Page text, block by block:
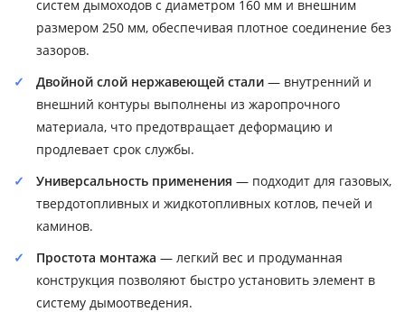
систем дымоходов с диаметром 160 мм и внешним
размером 250 мм, обеспечивая плотное соединение без
зазоров.
Двойной слой нержавеющей стали — внутренний и
внешний контуры выполнены из жаропрочного
материала, что предотвращает деформацию и
продлевает срок службы.
Универсальность применения — подходит для газовых,
твердотопливных и жидкотопливных котлов, печей и
каминов.
Простота монтажа — легкий вес и продуманная
конструкция позволяют быстро установить элемент в
систему дымоотведения.